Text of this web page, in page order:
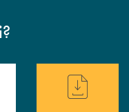
?
BCC Barlassina.
assistenza immediata ?
Hai bisogno di